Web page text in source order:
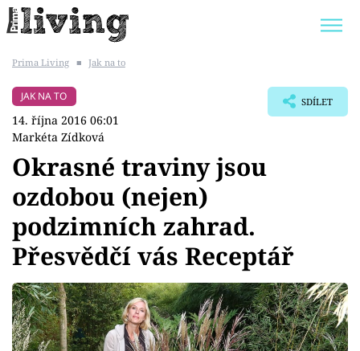
BYDLENÍ SLAVNÝCH
Témata
Bydlení
Zahrada
Design
Prima Living ■ Jak na to
JAK NA TO
14. října 2016 06:01
Markéta Zídková
SDÍLET
Okrasné traviny jsou
ozdobou (nejen)
podzimních zahrad.
Přesvědčí vás Receptář